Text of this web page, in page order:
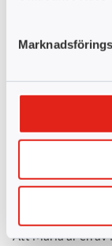
konstruktion är
Maria.
som passar bäst
struktureras så
rekrytera
Att Maria är en av